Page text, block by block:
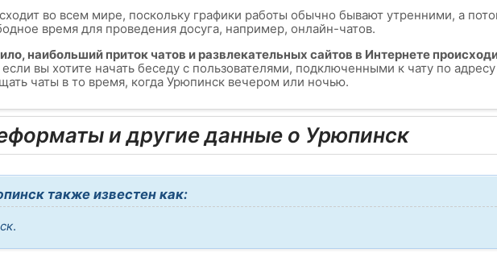
во всем мире, поскольку графики работы обычно бывают утренними, а
время для проведения досуга, например, онлайн-чатов.
наибольший приток чатов и развлекательных сайтов в Интернете
вы хотите начать беседу с пользователями, подключенными к чату по
чаты в то время, когда Урюпинск вечером или ночью.
и другие данные о Урюпинск
также известен как:
.